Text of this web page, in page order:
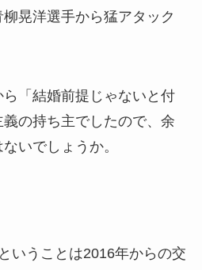
晃洋選手から猛アタック
「結婚前提じゃないと付
の持ち主でしたので、余
いでしょうか。
いうことは2016年からの交